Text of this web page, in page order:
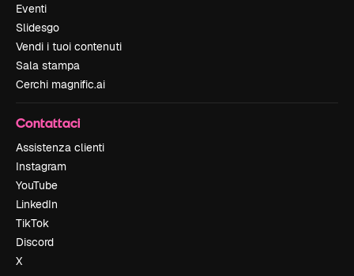
Eventi
Slidesgo
Vendi i tuoi contenuti
Sala stampa
Cerchi magnific.ai
Contattaci
Assistenza clienti
Instagram
YouTube
LinkedIn
TikTok
Discord
X